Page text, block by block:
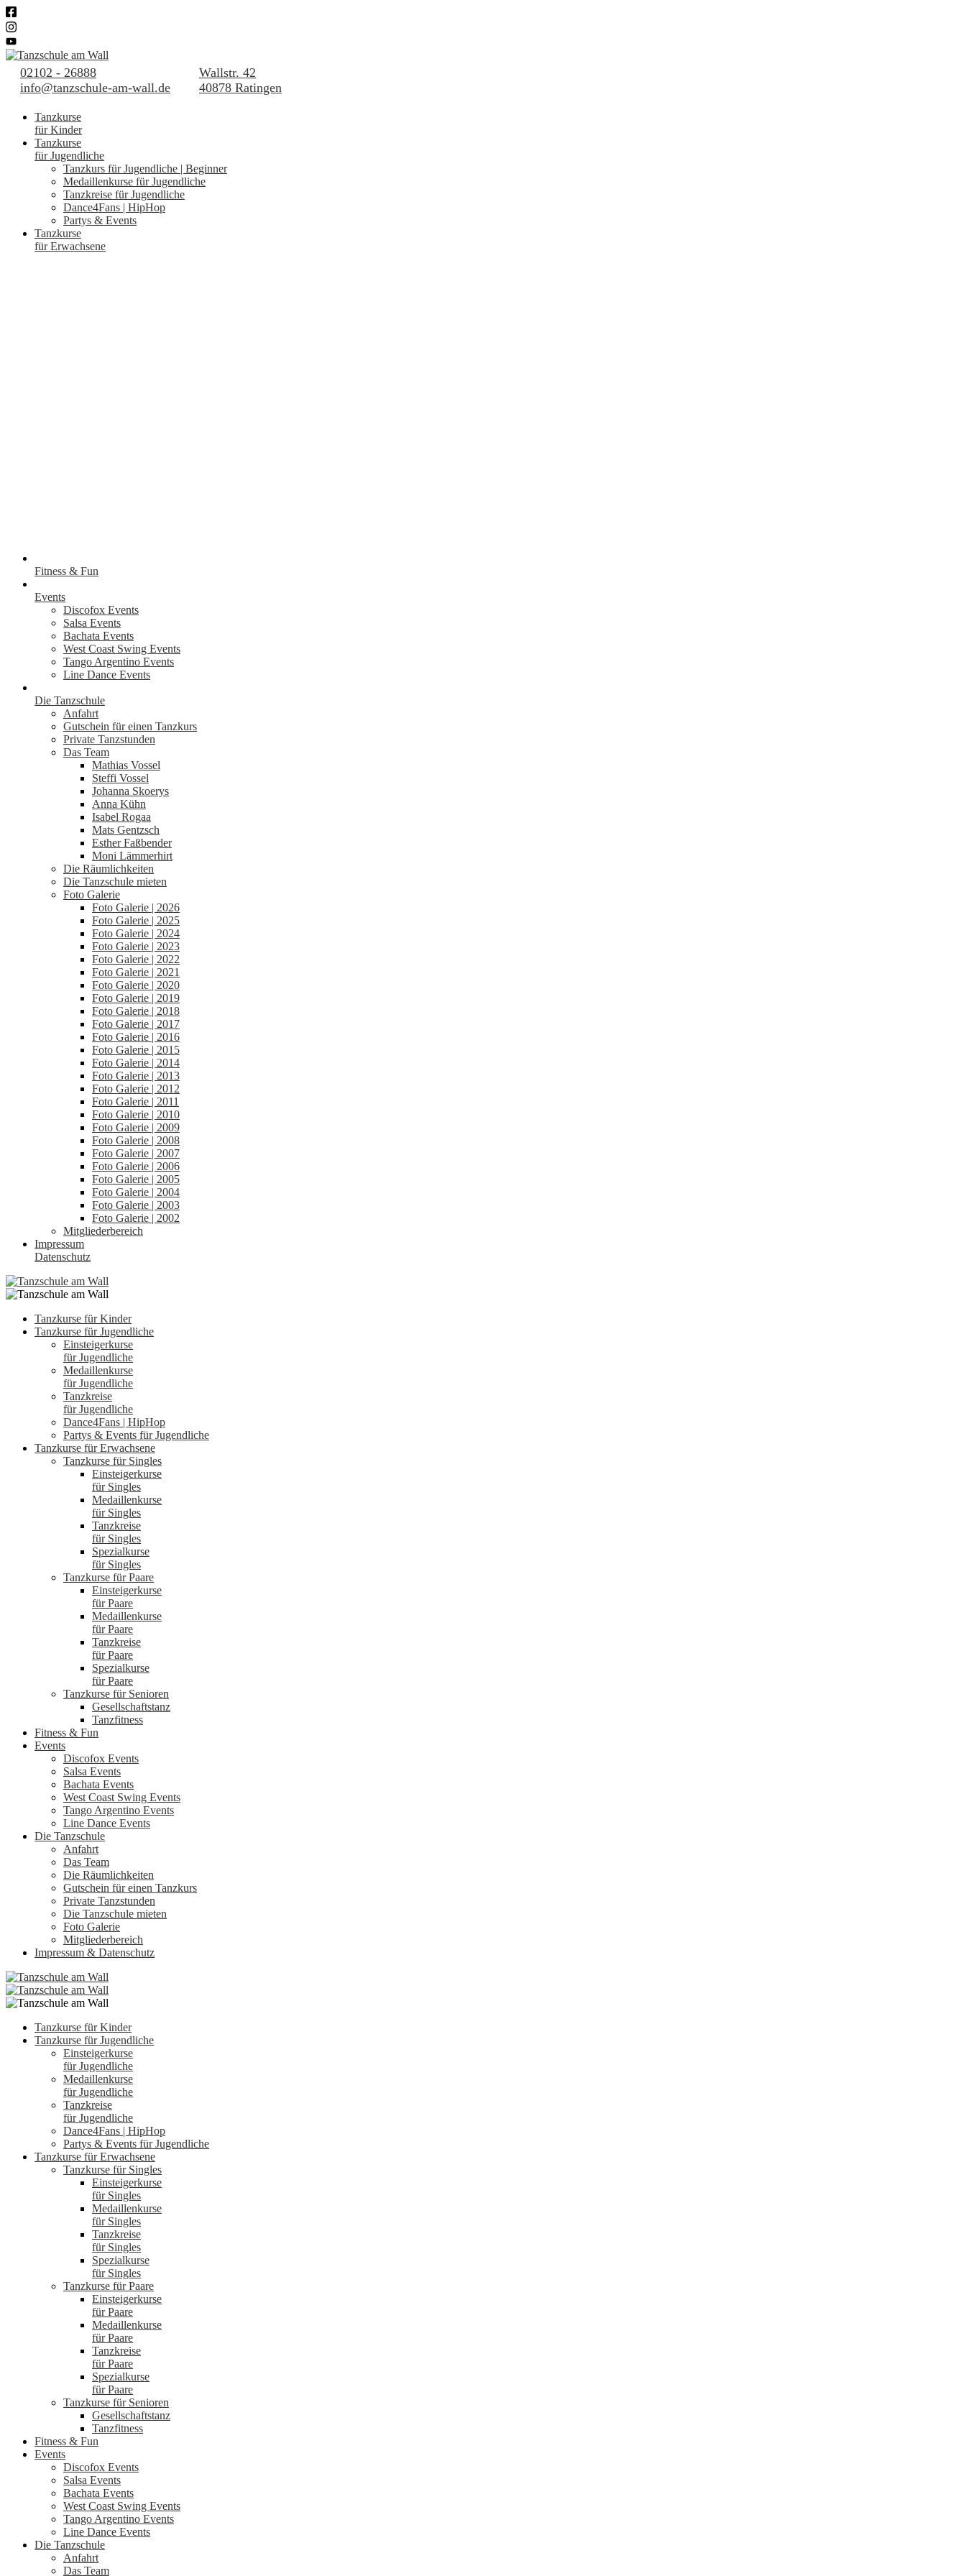
02102 - 26888
info@tanzschule-am-wall.de
Wallstr. 42
40878 Ratingen
Tanzkurse
für Kinder
Tanzkurse
für Jugendliche
Tanzkurs für Jugendliche | Beginner
Medaillenkurse für Jugendliche
Tanzkreise für Jugendliche
Dance4Fans | HipHop
Partys & Events
Tanzkurse
für Erwachsene
Fitness & Fun
Events
Discofox Events
Salsa Events
Bachata Events
West Coast Swing Events
Tango Argentino Events
Line Dance Events
Die Tanzschule
Anfahrt
Gutschein für einen Tanzkurs
Private Tanzstunden
Das Team
Mathias Vossel
Steffi Vossel
Johanna Skoerys
Anna Kühn
Isabel Rogaa
Mats Gentzsch
Esther Faßbender
Moni Lämmerhirt
Die Räumlichkeiten
Die Tanzschule mieten
Foto Galerie
Foto Galerie | 2026
Foto Galerie | 2025
Foto Galerie | 2024
Foto Galerie | 2023
Foto Galerie | 2022
Foto Galerie | 2021
Foto Galerie | 2020
Foto Galerie | 2019
Foto Galerie | 2018
Foto Galerie | 2017
Foto Galerie | 2016
Foto Galerie | 2015
Foto Galerie | 2014
Foto Galerie | 2013
Foto Galerie | 2012
Foto Galerie | 2011
Foto Galerie | 2010
Foto Galerie | 2009
Foto Galerie | 2008
Foto Galerie | 2007
Foto Galerie | 2006
Foto Galerie | 2005
Foto Galerie | 2004
Foto Galerie | 2003
Foto Galerie | 2002
Mitgliederbereich
Impressum
Datenschutz
Tanzkurse für Kinder
Tanzkurse für Jugendliche
Einsteigerkurse
für Jugendliche
Medaillenkurse
für Jugendliche
Tanzkreise
für Jugendliche
Dance4Fans | HipHop
Partys & Events für Jugendliche
Tanzkurse für Erwachsene
Tanzkurse für Singles
Einsteigerkurse
für Singles
Medaillenkurse
für Singles
Tanzkreise
für Singles
Spezialkurse
für Singles
Tanzkurse für Paare
Einsteigerkurse
für Paare
Medaillenkurse
für Paare
Tanzkreise
für Paare
Spezialkurse
für Paare
Tanzkurse für Senioren
Gesellschaftstanz
Tanzfitness
Fitness & Fun
Events
Discofox Events
Salsa Events
Bachata Events
West Coast Swing Events
Tango Argentino Events
Line Dance Events
Die Tanzschule
Anfahrt
Das Team
Die Räumlichkeiten
Gutschein für einen Tanzkurs
Private Tanzstunden
Die Tanzschule mieten
Foto Galerie
Mitgliederbereich
Impressum & Datenschutz
Tanzkurse für Kinder
Tanzkurse für Jugendliche
Einsteigerkurse
für Jugendliche
Medaillenkurse
für Jugendliche
Tanzkreise
für Jugendliche
Dance4Fans | HipHop
Partys & Events für Jugendliche
Tanzkurse für Erwachsene
Tanzkurse für Singles
Einsteigerkurse
für Singles
Medaillenkurse
für Singles
Tanzkreise
für Singles
Spezialkurse
für Singles
Tanzkurse für Paare
Einsteigerkurse
für Paare
Medaillenkurse
für Paare
Tanzkreise
für Paare
Spezialkurse
für Paare
Tanzkurse für Senioren
Gesellschaftstanz
Tanzfitness
Fitness & Fun
Events
Discofox Events
Salsa Events
Bachata Events
West Coast Swing Events
Tango Argentino Events
Line Dance Events
Die Tanzschule
Anfahrt
Das Team